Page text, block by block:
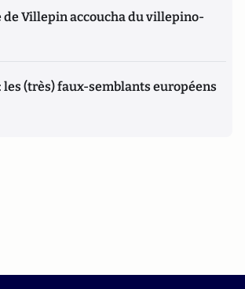
de Villepin accoucha du villepino-
(très) faux-semblants européens